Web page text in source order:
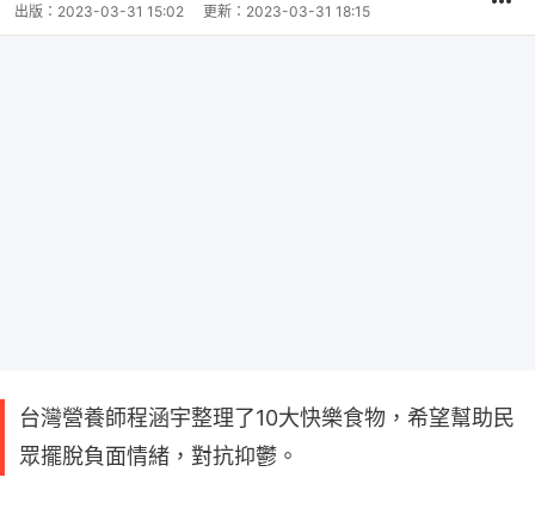
出版： 2023-03-31 15:02 更新： 2023-03-31 18:15
台灣營養師程涵宇整理了10大快樂食物，希望幫助民
眾擺脫負面情緒，對抗抑鬱。